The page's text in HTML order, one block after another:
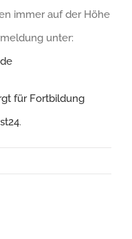
immer auf der Höhe
unter:
für Fortbildung
.